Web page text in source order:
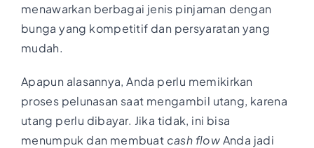
menawarkan berbagai jenis pinjaman dengan
bunga yang kompetitif dan persyaratan yang
mudah.
Apapun alasannya, Anda perlu memikirkan
proses pelunasan saat mengambil utang, karena
utang perlu dibayar. Jika tidak, ini bisa
menumpuk dan membuat cash flowAnda jadi